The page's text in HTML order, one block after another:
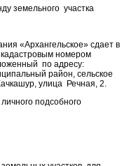
земельного участка
«Архангельское» сдает в
номером
по адресу:
район, сельское
улица Речная, 2.
подсобного